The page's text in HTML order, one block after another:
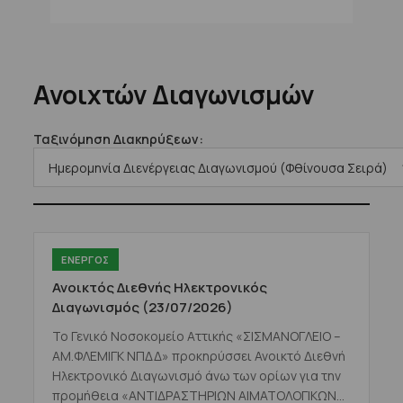
Ανοιχτών Διαγωνισμών
Ταξινόμηση Διακηρύξεων:
ΕΝΕΡΓΟΣ
Ανοικτός Διεθνής Ηλεκτρονικός
Διαγωνισμός (23/07/2026)
Το Γενικό Νοσοκομείο Αττικής «ΣΙΣΜΑΝΟΓΛΕΙΟ –
ΑΜ.ΦΛΕΜΙΓΚ ΝΠΔΔ» προκηρύσσει Ανοικτό Διεθνή
Ηλεκτρονικό Διαγωνισμό άνω των ορίων για την
προμήθεια «ΑΝΤΙΔΡΑΣΤΗΡΙΩΝ ΑΙΜΑΤΟΛΟΓΙΚΩΝ